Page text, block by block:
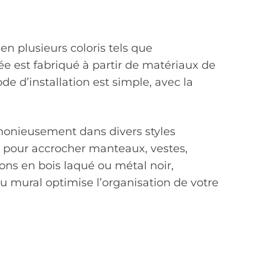
plusieurs coloris tels que
est fabriqué à partir de matériaux de
d’installation est simple, avec la
dans divers styles
accrocher manteaux, vestes,
en bois laqué ou métal noir,
mural optimise l’organisation de votre